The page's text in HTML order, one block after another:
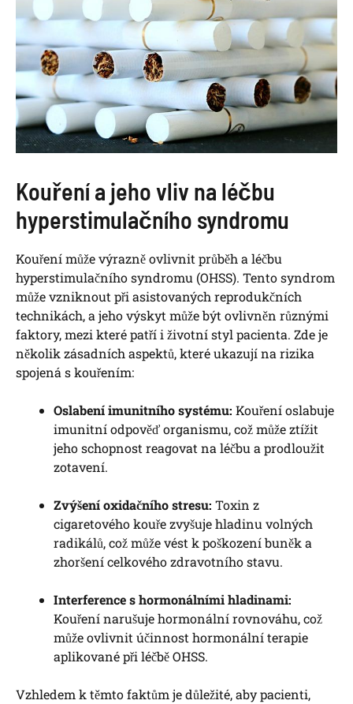
Kouření a jeho vliv na léčbu
hyperstimulačního syndromu
Kouření může výrazně ovlivnit průběh a léčbu
hyperstimulačního syndromu (OHSS). Tento syndrom
může vzniknout při asistovaných reprodukčních
technikách, a jeho výskyt může být ovlivněn různými
faktory, mezi které patří i životní styl pacienta. Zde je
několik zásadních aspektů, které ukazují na rizika
spojená s kouřením:
Oslabení imunitního systému: Kouření oslabuje
imunitní odpověď organismu, což může ztížit
jeho schopnost reagovat na léčbu a prodloužit
zotavení.
Zvýšení oxidačního stresu: Toxin z
cigaretového kouře zvyšuje hladinu volných
radikálů, což může vést k poškození buněk a
zhoršení celkového zdravotního stavu.
Interference s hormonálními hladinami:
Kouření narušuje hormonální rovnováhu, což
může ovlivnit účinnost hormonální terapie
aplikované při léčbě OHSS.
Vzhledem k těmto faktům je důležité, aby pacienti,